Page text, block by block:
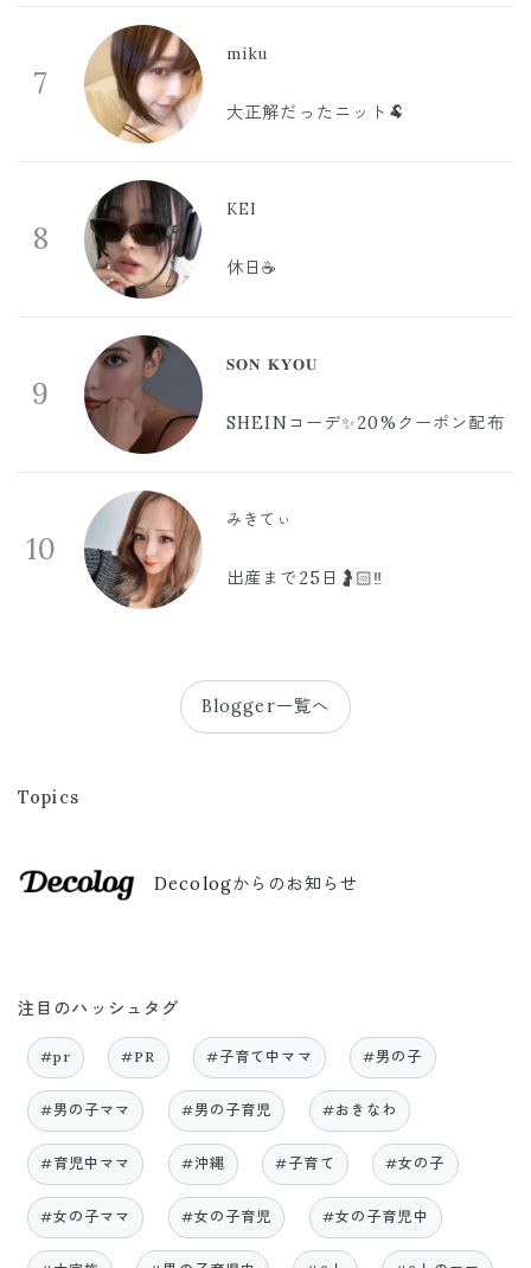
7
miku
大正解だったニット🐏
8
KEI
休日☕️
9
𝐒𝐎𝐍 𝐊𝐘𝐎𝐔
SHEINコーデ✨20%クーポン配布
10
みきてぃ
出産まで25日🤰🏻‼️
Blogger一覧へ
Topics
Decologからのお知らせ
注目のハッシュタグ
#pr #PR #子育て中ママ #男の子
#男の子ママ #男の子育児 #おきなわ
#育児中ママ #沖縄 #子育て #女の子
#女の子ママ #女の子育児 #女の子育児中